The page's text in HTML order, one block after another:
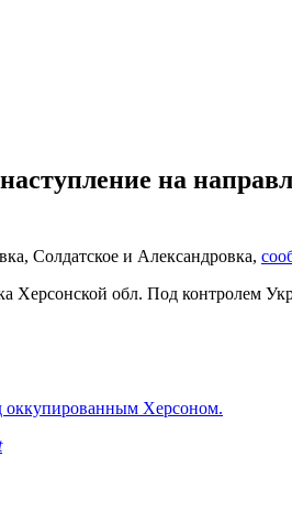
на
Солдатское и Александровка,
Херсонской обл. Под контролем
оккупированным Херсоном.